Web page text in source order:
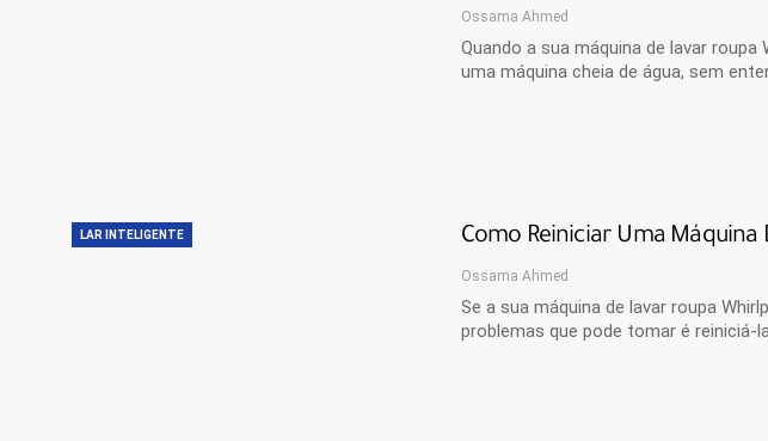
Ossama Ahmed
Quando a sua máquina de lavar
uma máquina cheia de água, sem
LAR INTELIGENTE Como Reiniciar Uma Máquina
Ossama Ahmed
Se a sua máquina de lavar roupa
problemas que pode tomar é reiniciá-